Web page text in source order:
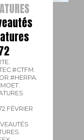
#CTFM.
#HERPA.
FÉVRIER